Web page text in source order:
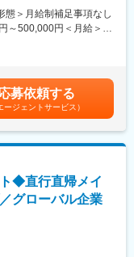
実施していきます。
イン）：
で、幅広い疾患領域を
態＞月給制補足事項なし
～500,000円＜月給＞
当を含めた表記です。
募依頼する
ージェントサービス）
◆直行直帰メイ
グローバル企業